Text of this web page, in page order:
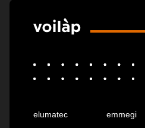
elumatec emmegi